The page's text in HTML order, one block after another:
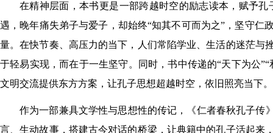
在精神层面，本书更是一部跨越时空的励志读本，赋予
遇，晚年痛失弟子与爱子，却始终“知其不可而为之”，坚守
量。在快节奏、高压力的当下，人们常陷学业、生活的迷茫
于轻易实现，而在于一生坚守。同时，书中传递的“天下为公
文明交流提供东方方案，让孔子思想超越时空，依旧照亮当下。
作为一部兼具文学性与思想性的传记，《仁者春秋孔子传
言、生动故事，搭建古今对话的桥梁，让典籍中的孔子活起